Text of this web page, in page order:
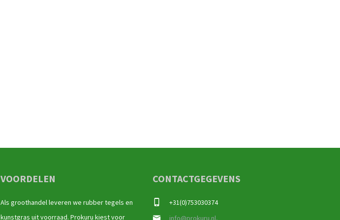
VOORDELEN
Als groothandel leveren we rubber tegels en
kunstgras uit voorraad. Prokuru kiest voor
CONTACTGEGEVENS
+31(0)753030374
info@prokuru.nl,